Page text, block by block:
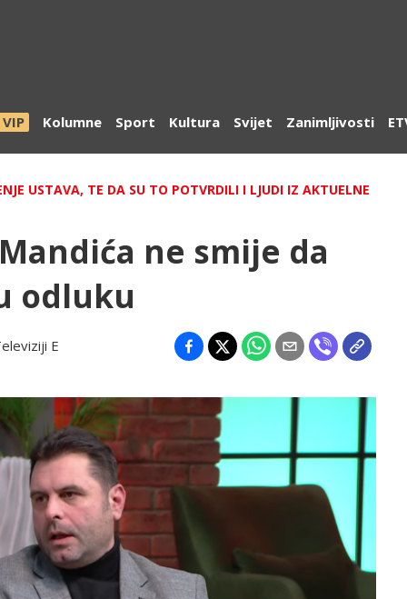
VIP Kolumne Sport Kultura Svijet Zanimljivosti
USTAVA, TE DA SU TO POTVRDILI I LJUDI IZ AKTUELNE
ne smije da
odluku
E